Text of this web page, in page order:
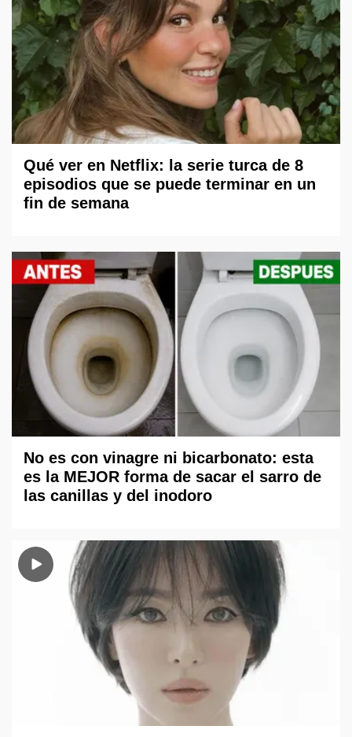
Qué ver en Netflix: la serie turca de 8
episodios que se puede terminar en un
fin de semana
No es con vinagre ni bicarbonato: esta
es la MEJOR forma de sacar el sarro de
las canillas y del inodoro